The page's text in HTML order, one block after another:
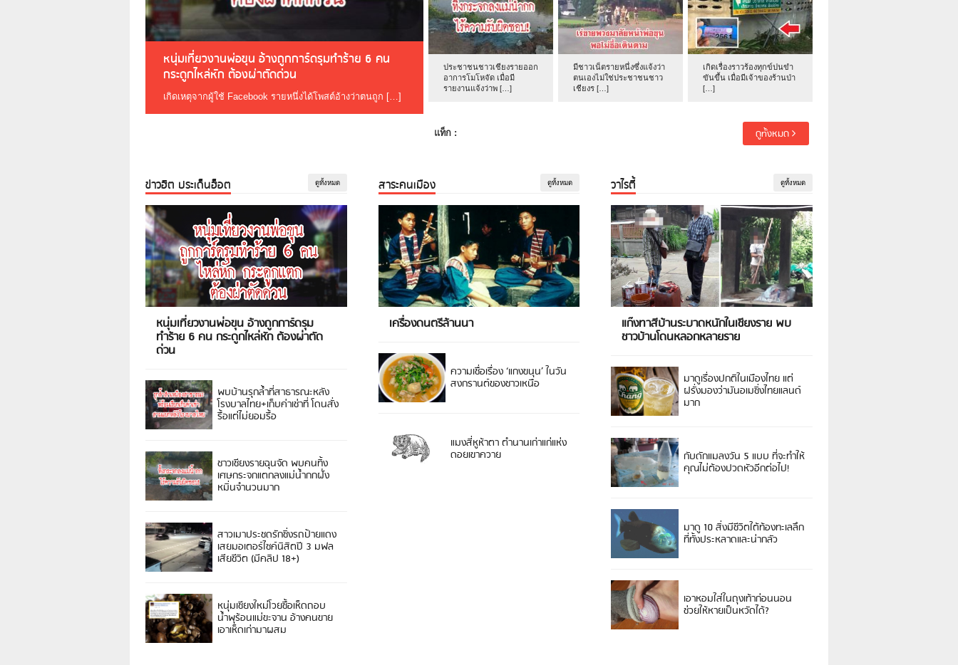
หนุ่มเที่ยวงานพ่อขุน อ้างถูกการ์ดรุมทำร้าย 6 คน
กระดูกไหล่หัก ต้องผ่าตัดด่วน
เกิดเหตุจากผู้ใช้ Facebook รายหนึ่งได้โพสต์อ้างว่าตนถูก […]
ประชาชนชาวเชียงรายออก
อาการโมโหจัด เมื่อมี
รายงานแจ้งว่าพ […]
มีชาวเน็ตรายหนึ่งซึ่งแจ้งว่า
ตนเองไม่ใช่ประชาชนชาว
เชียงร […]
เกิดเรื่องราวร้องทุกข์ปนขำ
ขันขึ้น เมื่อมีเจ้าของร้านป่า
[…]
แท็ก : ดูทั้งหมด
ข่าวฮิต ประเด็นฮ็อต ดูทั้งหมด
หนุ่มเที่ยวงานพ่อขุน อ้างถูกการ์ดรุม
ทำร้าย 6 คน กระดูกไหล่หัก ต้องผ่าตัด
ด่วน
พบบ้านรุกล้ำที่สาธารณะหลัง
โรงบาลไทย+เก็บค่าเช่าที่ โดนสั่ง
รื้อแต่ไม่ยอมรื้อ
ชาวเชียงรายฉุนจัด พบคนทิ้ง
เศษกระจกแตกลงแม่น้ำกกฝั่ง
หมิ่นจำนวนมาก
สาวเมาประชดรักซิ่งรถป้ายแดง
เสยมอเตอร์ไซค์นิสิตปี 3 มฟล
เสียชีวิต (มีคลิป 18+)
หนุ่มเชียงใหม่โวยซื้อเห็ดถอบ
น้ำพุร้อนแม่ขะจาน อ้างคนขาย
เอาเห็ดเก่ามาผสม
สาระคนเมือง ดูทั้งหมด
เครื่องดนตรีล้านนา
ความเชื่อเรื่อง ‘แกงขนุน’ ในวัน
สงกรานต์ของชาวเหนือ
แมงสี่หูห้าตา ตำนานเก่าแก่แห่ง
ดอยเขาควาย
วาไรตี้ ดูทั้งหมด
แก๊งทาสีบ้านระบาดหนักในเชียงราย พบ
ชาวบ้านโดนหลอกหลายราย
มาดูเรื่องปกติในเมืองไทย แต่
ฝรั่งมองว่ามันอเมซิ่งไทยแลนด์
มาก
กับดักแมลงวัน 5 แบบ ที่จะทำให้
คุณไม่ต้องปวดหัวอีกต่อไป!
มาดู 10 สิ่งมีชีวิตใต้ท้องทะเลลึก
ที่ทั้งประหลาดและน่ากลัว
เอาหอมใส่ในถุงเท้าก่อนนอน
ช่วยให้หายเป็นหวัดได้?